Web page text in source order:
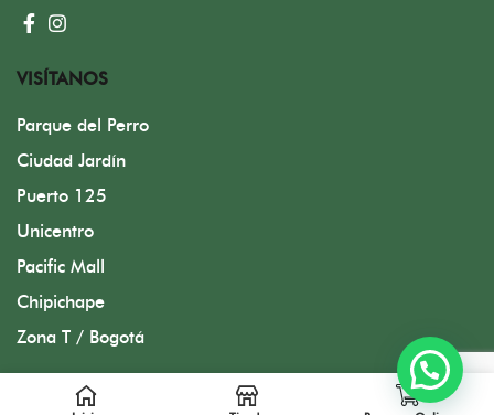
VISÍTANOS
Parque del Perro
Ciudad Jardín
Puerto 125
Unicentro
Pacific Mall
Chipichape
Zona T / Bogotá
Diseñado por FMC Group